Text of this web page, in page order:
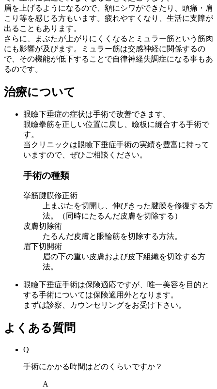
眉を上げるようになるので、額にシワができたり、頭痛・肩
こり等を感じる方もいます。疲れやすくなり、生活に支障が
出ることもあります。
さらに、まぶたが上がりにくくなるとミュラー筋という筋肉
にも影響が及びます。ミュラー筋は交感神経に関係するの
で、その機能が低下することで自律神経失調症になる事もあ
るのです。
治療について
眼瞼下垂症の症状は手術で改善できます。
眼瞼拳筋を正しい位置に戻し、瞼板に縫合する手術で
す。
当クリニックは眼瞼下垂症手術の実績を豊富に持って
いますので、ぜひご相談ください。
手術の種類
挙筋腱膜修正術
上まぶたを切開し、伸びきった腱膜を修復する方
法。（同時にたるんだ皮膚を切除する）
皮膚切除術
たるんだ皮膚と眼輪筋を切除する方法。
眉下切開術
眉の下の重い皮膚および皮下組織を切除する方
法。
眼瞼下垂症手術は保険適応ですが、唯一美容を目的と
する手術については保険適用外となります。
まずは診察、カウンセリングをお受け下さい。
よくある質問
Q
手術にかかる時間はどのくらいですか？
A